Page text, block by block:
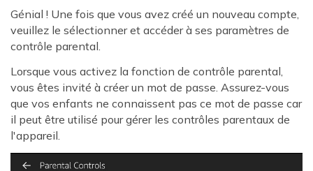
Génial ! Une fois que vous avez créé un nouveau compte,
veuillez le sélectionner et accéder à ses paramètres de
contrôle parental.
Lorsque vous activez la fonction de contrôle parental,
vous êtes invité à créer un mot de passe. Assurez-vous
que vos enfants ne connaissent pas ce mot de passe car
il peut être utilisé pour gérer les contrôles parentaux de
l'appareil.